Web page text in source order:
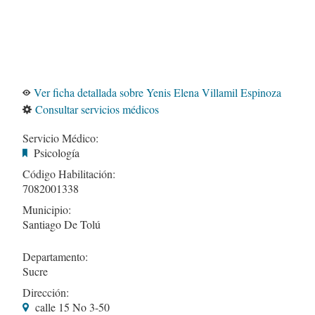
Ver ficha detallada sobre Yenis Elena Villamil Espinoza
Consultar servicios médicos
Servicio Médico:
Psicología
Código Habilitación:
7082001338
Municipio:
Santiago De Tolú
Departamento:
Sucre
Dirección:
calle 15 No 3-50